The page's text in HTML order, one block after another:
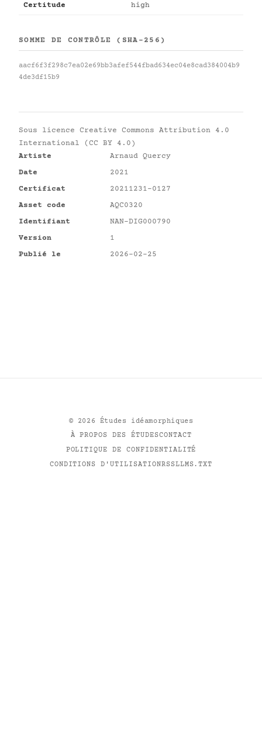
Certitude high
SOMME DE CONTRÔLE (SHA-256)
aacf6f3f298c7ea02e69bb3afef544fbad634ec04e8cad384004b9
4de3df15b9
Sous licence Creative Commons Attribution 4.0
International (CC BY 4.0)
Artiste
Arnaud Quercy
Date
2021
Certificat
20211231-0127
Asset code
AQC0320
Identifiant
NAN-DIG000790
Version
1
Publié le
2026-02-25
© 2026 Études idéamorphiques
À PROPOS DES ÉTUDESCONTACT
POLITIQUE DE CONFIDENTIALITÉ
CONDITIONS D'UTILISATIONRSSLLMS.TXT